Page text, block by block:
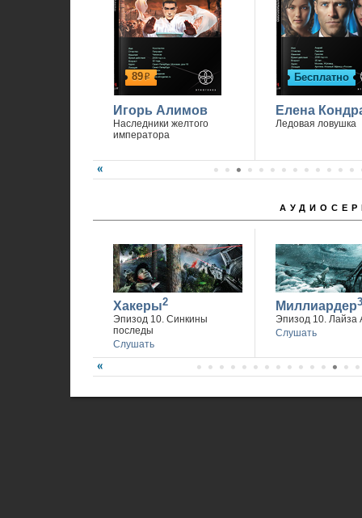
89р
Игорь Алимов
Наследники желтого
императора
Бесплатно
Елена
Ледовая ловушка
Хакеры2
Эпизод 10. Синкины
последы
Слушать
Миллиардер3
Эпизод 10. Лайза
Слушать